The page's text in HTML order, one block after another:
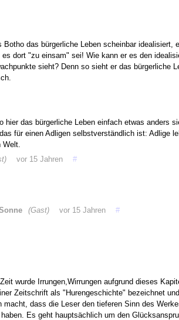
Botho das bürgerliche Leben scheinbar idealisiert,
dort "zu einsam" sei! Wie kann er es den
sieht? Denn so sieht er das bürgerliche
hier das bürgerliche Leben einfach etwas anders
für einen Adligen selbstverständlich ist: Adlige
vor 15 Jahren #
(Gast) vor 15 Jahren #
wurde Irrungen,Wirrungen aufgrund dieses
Zeitschrift als "Hurengeschichte" bezeichnet
macht, dass die Leser den tieferen Sinn des
Es geht hauptsächlich um den